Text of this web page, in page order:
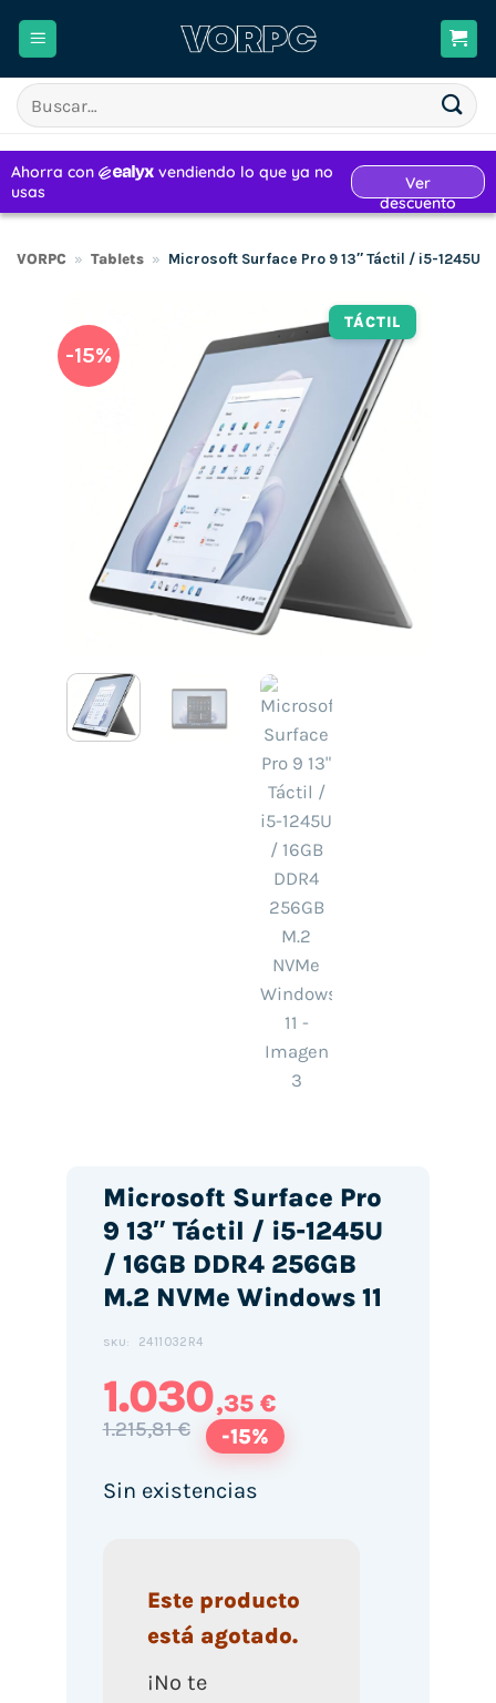
Buscar
por:
VORPC » Tablets » Microsoft Surface Pro 9 13″ Táctil / i5-1245U /
TÁCTIL
-15%
Microsoft Surface Pro
9 13″ Táctil / i5-1245U
/ 16GB DDR4 256GB
M.2 NVMe Windows 11
SKU: 2411032R4
1.030,35 €
1.215,81 € -15%
Sin existencias
Este producto
está agotado.
¡No te